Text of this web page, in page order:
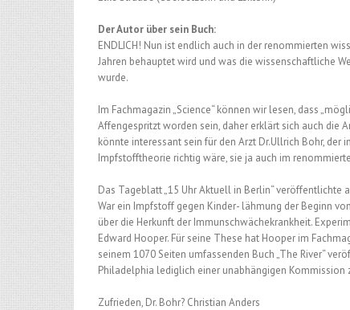
Der Autor über sein Buch:
ENDLICH! Nun ist endlich auch in der renommierten
Jahren behauptet wird und was die wissenschaftliche
wurde.
Im Fachmagazin „Science“ können wir lesen, dass
Affengespritzt worden sein, daher erklärt sich auch die
könnte interessant sein für den Arzt Dr.Ullrich Bohr, der
Impfstofftheorie richtig wäre, sie ja auch im
Das Tageblatt „15 Uhr Aktuell in Berlin“ veröffentlichte
War ein Impfstoff gegen Kinder- lähmung der Beginn
über die Herkunft der Immunschwächekrankheit.
Edward Hooper. Für seine These hat Hooper im
seinem 1070 Seiten umfassenden Buch „The River“
Philadelphia lediglich einer unabhängigen Kommission
Zufrieden, Dr. Bohr? Christian Anders